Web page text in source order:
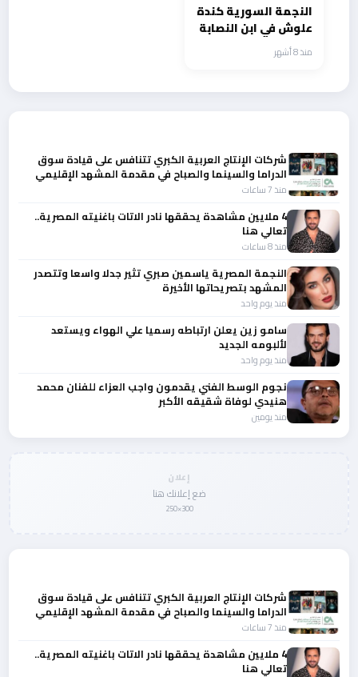
النجمة السورية كندة
علوش في ابن النصابة
في رمضانمنذ 8 أشهر
شركات الإنتاج العربية الكبري تتنافس على قيادة سوق
الدراما والسينما والصباح في مقدمة المشهد الإقليمي
منذ 7 ساعات
4 ملايين مشاهدة يحققها نادر الاتات باغنيته المصرية..
تعالي هنا
منذ 8 ساعات
النجمة المصرية ياسمين صبري تثير جدلا واسعا وتتصدر
المشهد بتصريحاتها الأخيرة
منذ يوم واحد
سامو زين يعلن ارتباطه رسميا علي الهواء ويستعد
لألبومه الجديد
منذ يوم واحد
نجوم الوسط الفني يقدمون واجب العزاء للفنان محمد
هنيدي لوفاة شقيقه الأكبر
منذ يومين
إعلان
ضع إعلانك هنا
300×250
شركات الإنتاج العربية الكبري تتنافس على قيادة سوق
الدراما والسينما والصباح في مقدمة المشهد الإقليمي
منذ 7 ساعات
4 ملايين مشاهدة يحققها نادر الاتات باغنيته المصرية..
تعالي هنا